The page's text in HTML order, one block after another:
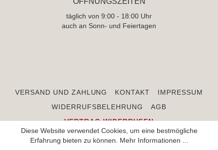
VERSAND UND ZAHLUNG KONTAKT
IMPRESSUM
WIDERRUFSBELEHRUNG
AGB
VERTRAG WIDERRUFEN
täglich von 9:00 - 18:00 Uhr
auch an Sonn- und Feiertagen
Diese Website verwendet Cookies, um eine bestmögliche
Erfahrung bieten zu können. Mehr Informationen ...